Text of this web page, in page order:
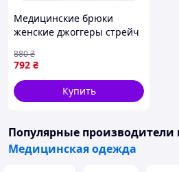
Медицинские брюки
женские джоггеры стрейч
792 ₴
880₴
Купить
Популярные производители
Медицинская одежда